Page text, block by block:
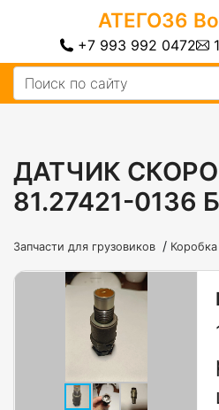
АТЕГО36
+7 993 992 0472
ДАТЧИК
81.27421-0136
Запчасти для грузовиков /